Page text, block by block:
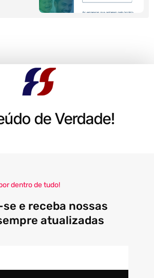
de Verdade!
dentro de tudo!
e receba nossas
atualizadas